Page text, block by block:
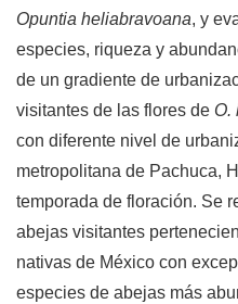
Opuntia heliabravoana, y
especies, riqueza y
de un gradiente de
visitantes de las flores de O.
con diferente nivel de
metropolitana de Pachuca,
temporada de floración. Se
abejas visitantes
nativas de México con
especies de abejas más